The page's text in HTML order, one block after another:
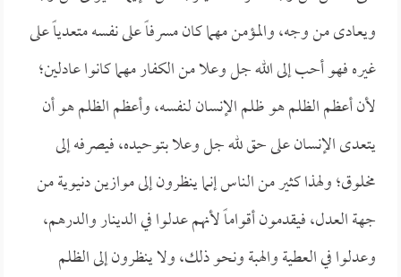
ويعادى من وجه، والمؤمن مهما كان مسرفاً على نفسه متعدياً على
غيره فهو أحب إلى الله جل وعلا من الكفار مهما كانوا عادلين؛
لأن أعظم الظلم هو ظلم الإنسان لنفسه، وأعظم الظلم هو أن
يتعدى الإنسان على حق لله جل وعلا بتوحيده، فيصرفه إلى
مخلوق؛ ولهذا كثير من الناس إنما ينظرون إلى موازين دنيوية من
جهة العدل، فيقدمون أقواماً لأنهم عدلوا في الدينار والدرهم،
وعدلوا في العطية والهبة ونحو ذلك، ولا ينظرون إلى الظلم